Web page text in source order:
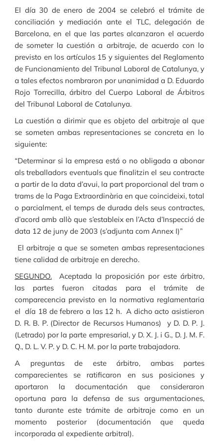
El día 30 de enero de 2004 se celebró el trámite de
conciliación y mediación ante el TLC, delegación de
Barcelona, en el que las partes alcanzaron el acuerdo
de someter la cuestión a arbitraje, de acuerdo con lo
previsto en los artículos 15 y siguientes del Reglamento
de Funcionamiento del Tribunal Laboral de Catalunya, y
a tales efectos nombraron por unanimidad a D. Eduardo
Rojo Torrecilla, árbitro del Cuerpo Laboral de Árbitros
del Tribunal Laboral de Catalunya.
La cuestión a dirimir que es objeto del arbitraje al que
se someten ambas representaciones se concreta en lo
siguiente:
“Determinar si la empresa está o no obligada a abonar
als treballadors eventuals que finalitzin el seu contracte
a partir de la data d’avui, la part proporcional del tram o
trams de la Paga Extraordinària en que coincideixi, total
o parcialment, el temps de durada dels seus contractes,
d’acord amb allò que s’estableix en l’Acta d’Inspecció de
data 12 de juny de 2003 (s’adjunta com Annex I)”
El arbitraje a que se someten ambas representaciones
tiene calidad de arbitraje en derecho.
SEGUNDO. Aceptada la proposición por este árbitro,
las partes fueron citadas para el trámite de
comparecencia previsto en la normativa reglamentaria
el día 18 de febrero a las 12 h. A dicho acto asistieron
D. R. B. P. (Director de Recursos Humanos) y D. D. P. J.
(Letrado) por la parte empresarial, y D. X. J. i G., D. J. M. F.
Q., D. L. V. P. y D. C. H. M. por la parte trabajadora.
A preguntas de este árbitro, ambas partes
comparecientes se ratificaron en sus posiciones y
aportaron la documentación que consideraron
oportuna para la defensa de sus argumentaciones,
tanto durante este trámite de arbitraje como en un
momento posterior (documentación que queda
incorporada al expediente arbitral).